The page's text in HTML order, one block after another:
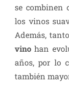
se combinen
los vinos
Además,
vinohan
años, por lo
también